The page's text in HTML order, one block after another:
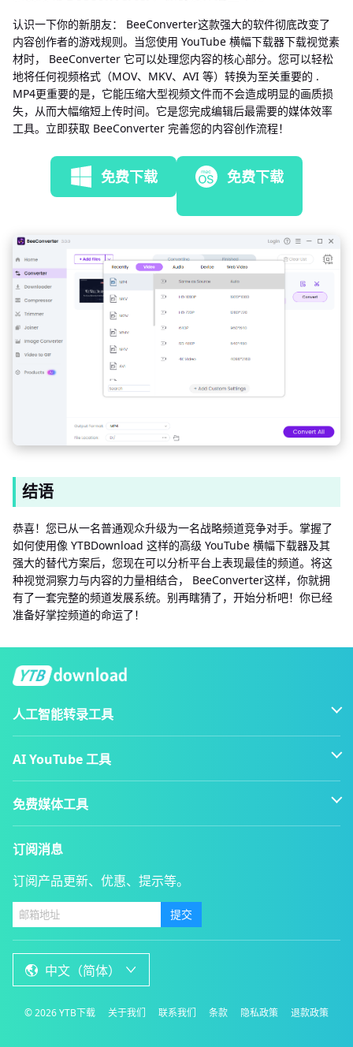
认识一下你的新朋友： BeeConverter这款强大的软件彻底改变了
内容创作者的游戏规则。当您使用 YouTube 横幅下载器下载视觉素
材时， BeeConverter 它可以处理您内容的核心部分。您可以轻松
地将任何视频格式（MOV、MKV、AVI 等）转换为至关重要的 .
MP4更重要的是，它能压缩大型视频文件而不会造成明显的画质损
失，从而大幅缩短上传时间。它是您完成编辑后最需要的媒体效率
工具。立即获取 BeeConverter 完善您的内容创作流程！
免费下载 免费下载
结语
恭喜！您已从一名普通观众升级为一名战略频道竞争对手。掌握了
如何使用像 YTBDownload 这样的高级 YouTube 横幅下载器及其
强大的替代方案后，您现在可以分析平台上表现最佳的频道。将这
种视觉洞察力与内容的力量相结合， BeeConverter这样，你就拥
有了一套完整的频道发展系统。别再瞎猜了，开始分析吧！你已经
准备好掌控频道的命运了！
人工智能转录工具
AI YouTube 工具
免费媒体工具
订阅消息
订阅产品更新、优惠、提示等。
提交
中文（简体）
©2026YTB下载 关于我们 联系我们 条款 隐私政策 退款政策